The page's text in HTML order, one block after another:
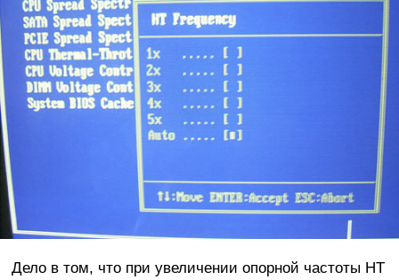
Дело в том, что при увеличении опорной частоты HT